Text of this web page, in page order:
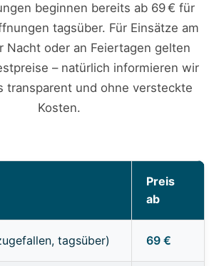
beginnen bereits ab 69 € für
tagsüber. Für Einsätze am
Nacht oder an Feiertagen gelten
– natürlich informieren wir
transparent und ohne versteckte
Kosten.
Preis
ab
tagsüber) 69 €